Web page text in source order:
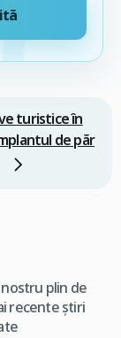
turistice în
de păr
plin de
recente știri